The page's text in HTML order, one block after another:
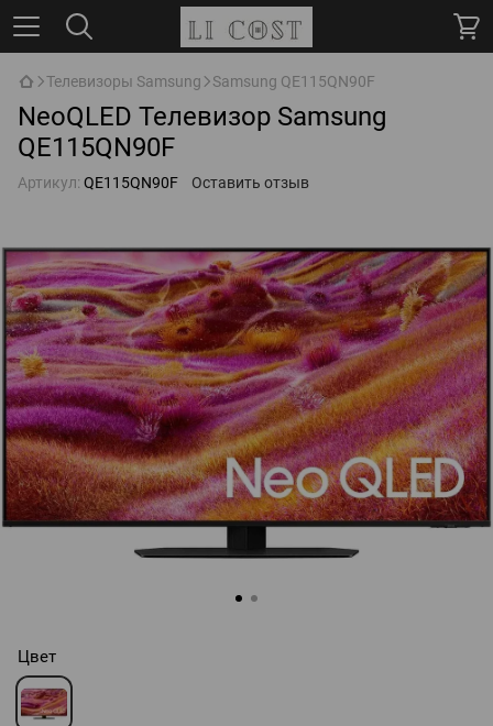
Телевизоры Samsung Samsung QE115QN90F
NeoQLED Телевизор Samsung
QE115QN90F
Артикул: QE115QN90F Оставить отзыв
Цвет